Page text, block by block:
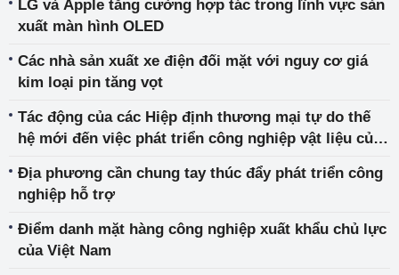
LG và Apple tăng cường hợp tác trong lĩnh vực sản
xuất màn hình OLED
Các nhà sản xuất xe điện đối mặt với nguy cơ giá
kim loại pin tăng vọt
Tác động của các Hiệp định thương mại tự do thế
hệ mới đến việc phát triển công nghiệp vật liệu của
Địa phương cần chung tay thúc đẩy phát triển công
nghiệp hỗ trợ
Điểm danh mặt hàng công nghiệp xuất khẩu chủ lực
của Việt Nam